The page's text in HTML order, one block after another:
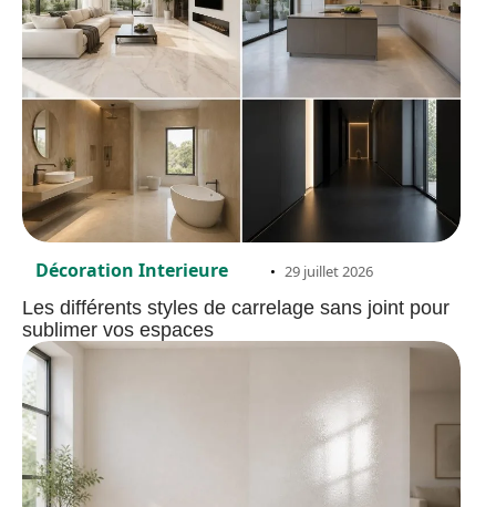
Décoration Interieure 29 juillet 2026
Les différents styles de carrelage sans joint pour
sublimer vos espaces